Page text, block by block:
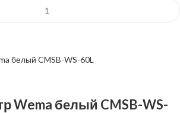
Wema белый CMSB-WS-